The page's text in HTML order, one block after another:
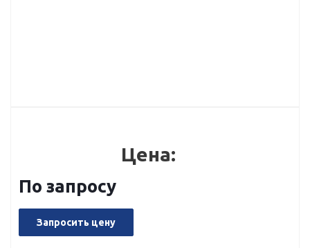
Цена:
По запросу
Запросить цену